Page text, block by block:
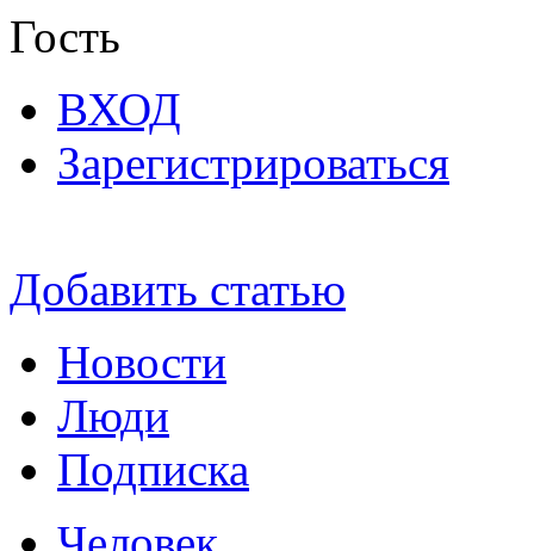
Гость
ВХОД
Зарегистрироваться
Добавить статью
Новости
Люди
Подписка